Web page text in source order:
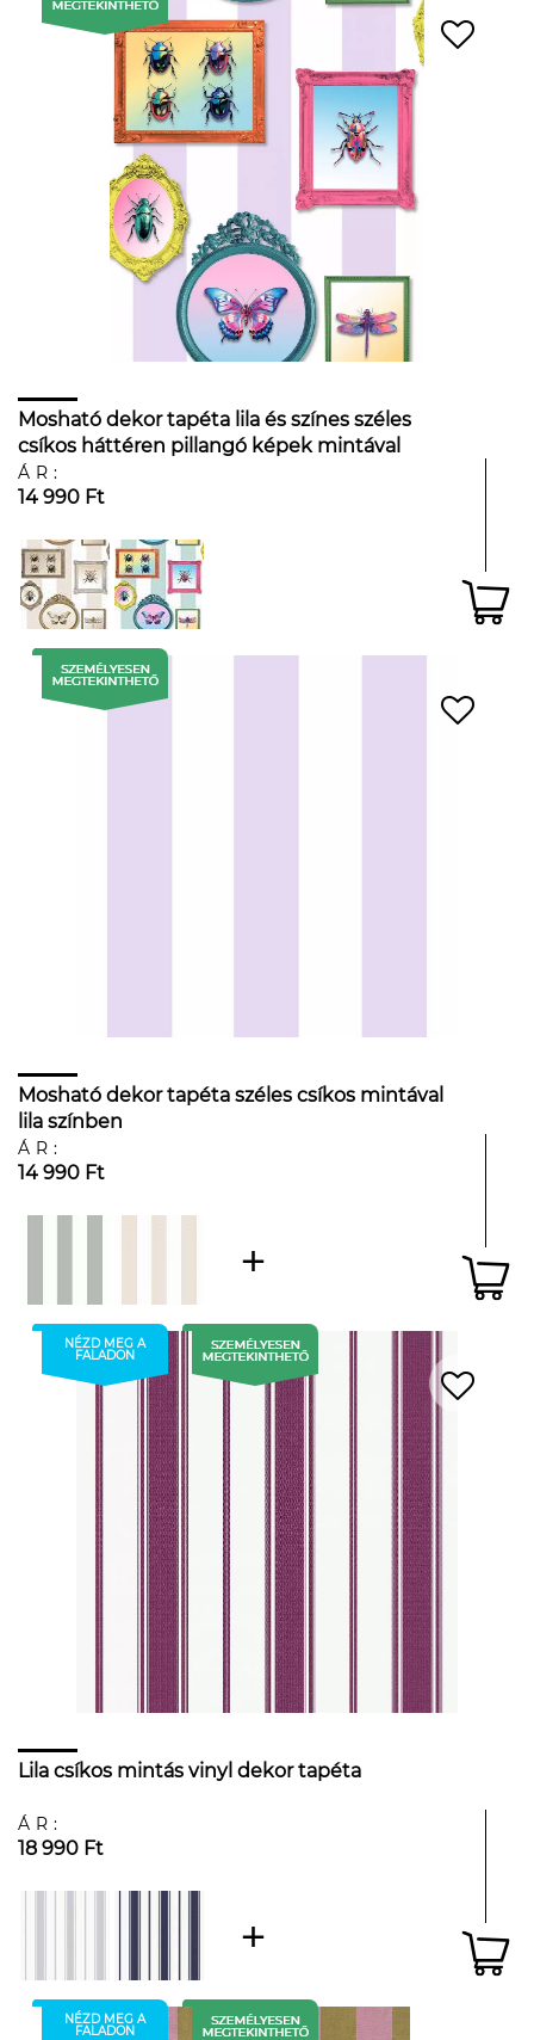
Mosható dekor tapéta lila és színes széles
csíkos háttéren pillangó képek mintával
ÁR:
14 990 Ft
Mosható dekor tapéta széles csíkos mintával
lila színben
ÁR:
14 990 Ft
NÉZD MEG A
FALADON
Lila csíkos mintás vinyl dekor tapéta
ÁR:
18 990 Ft
NÉZD MEG A
FALADON